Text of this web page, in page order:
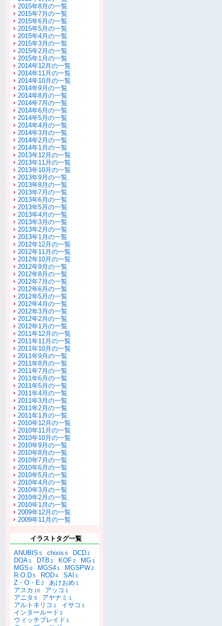
2015年8月の一覧
2015年7月の一覧
2015年6月の一覧
2015年5月の一覧
2015年4月の一覧
2015年3月の一覧
2015年2月の一覧
2015年1月の一覧
2014年12月の一覧
2014年11月の一覧
2014年10月の一覧
2014年9月の一覧
2014年8月の一覧
2014年7月の一覧
2014年6月の一覧
2014年5月の一覧
2014年4月の一覧
2014年3月の一覧
2014年2月の一覧
2014年1月の一覧
2013年12月の一覧
2013年11月の一覧
2013年10月の一覧
2013年9月の一覧
2013年8月の一覧
2013年7月の一覧
2013年6月の一覧
2013年5月の一覧
2013年4月の一覧
2013年3月の一覧
2013年2月の一覧
2013年1月の一覧
2012年12月の一覧
2012年11月の一覧
2012年10月の一覧
2012年9月の一覧
2012年8月の一覧
2012年7月の一覧
2012年6月の一覧
2012年5月の一覧
2012年4月の一覧
2012年3月の一覧
2012年2月の一覧
2012年1月の一覧
2011年12月の一覧
2011年11月の一覧
2011年10月の一覧
2011年9月の一覧
2011年8月の一覧
2011年7月の一覧
2011年6月の一覧
2011年5月の一覧
2011年4月の一覧
2011年3月の一覧
2011年2月の一覧
2011年1月の一覧
2010年12月の一覧
2010年11月の一覧
2010年10月の一覧
2010年9月の一覧
2010年8月の一覧
2010年7月の一覧
2010年6月の一覧
2010年5月の一覧
2010年4月の一覧
2010年3月の一覧
2010年2月の一覧
2010年1月の一覧
2009年12月の一覧
2009年11月の一覧
イラストタグ一覧
ANUBIS 5 chixis 6 DCD 1
DOA 1 DTB 1 KOF2 MG 1
MGS 8 MGS4 1 MGSPW2
R.O.D5 ROD4 SAI 1
Z・O・E2 あけおめ 1
アスカ 10 アッコ 1
アニタ 5 アヤナミ 1
アルトネリコ 1 イサコ 1
インタールード 2
ウィッチブレイド 1